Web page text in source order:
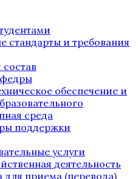
стандарты и требования
обеспечение и
среда
поддержки
услуги
деятельность
для приема (перевода)